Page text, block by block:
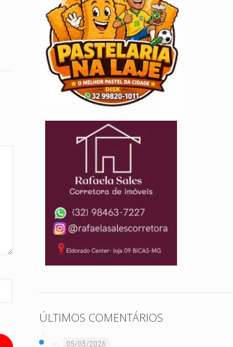
ÚLTIMOS COMENTÁRIOS
05/05/2026